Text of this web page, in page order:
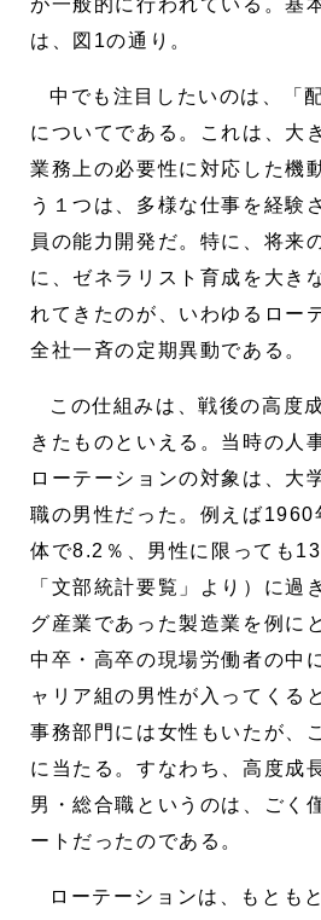
は、図1の通り。
中でも注目したいのは、「
についてである。これは、大
業務上の必要性に対応した機
う１つは、多様な仕事を経験
員の能力開発だ。特に、将来
に、ゼネラリスト育成を大き
れてきたのが、いわゆるロー
全社一斉の定期異動である。
この仕組みは、戦後の高度
きたものといえる。当時の人
ローテーションの対象は、大
職の男性だった。例えば1960
体で8.2％、男性に限っても
「文部統計要覧」より）に過
グ産業であった製造業を例に
中卒・高卒の現場労働者の中
ャリア組の男性が入ってくる
事務部門には女性もいたが、
に当たる。すなわち、高度成
男・総合職というのは、ごく
ートだったのである。
ローテーションは、もとも